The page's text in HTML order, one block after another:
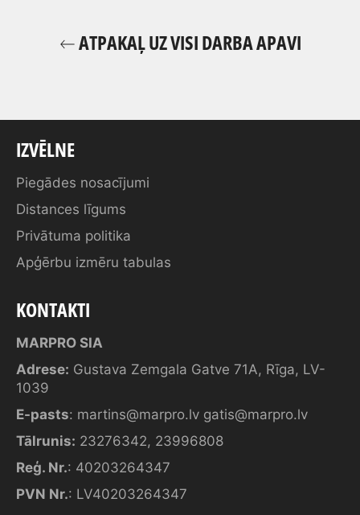
ATPAKAĻ UZ VISI DARBA APAVI
IZVĒLNE
Piegādes nosacījumi
Distances līgums
Privātuma politika
Apģērbu izmēru tabulas
KONTAKTI
MARPRO SIA
Adrese: Gustava Zemgala Gatve 71A, Rīga, LV-
1039
E-pasts: martins@marpro.lv gatis@marpro.lv
Tālrunis: 23276342, 23996808
Reģ. Nr.: 40203264347
PVN Nr.: LV40203264347